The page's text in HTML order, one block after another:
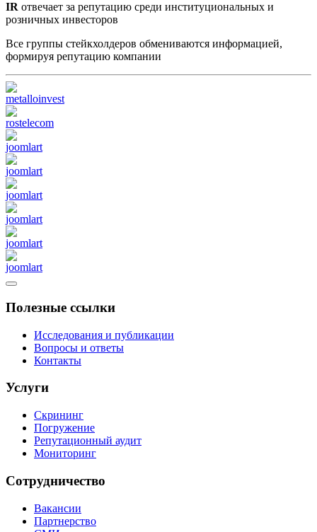
IR отвечает за репутацию среди институциональных и
розничных инвесторов
Все группы стейкхолдеров обмениваются информацией,
формируя репутацию компании
Полезные ссылки
Исследования и публикации
Вопросы и ответы
Контакты
Услуги
Скрининг
Погружение
Репутационный аудит
Мониторинг
Сотрудничество
Вакансии
Партнерство